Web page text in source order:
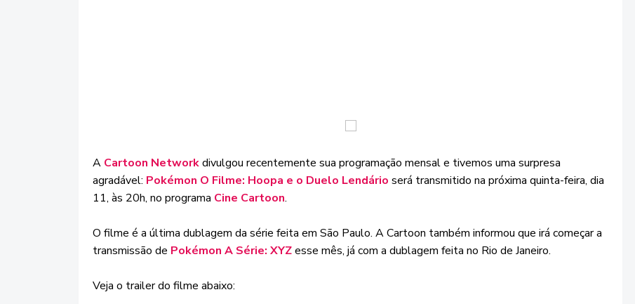
A Cartoon Networkdivulgou recentemente sua programação mensal e tivemos uma surpresa
agradável: Pokémon O Filme: Hoopa e o Duelo Lendário será transmitido na próxima quinta-feira, dia
11, às 20h, no programa Cine Cartoon.
O filme é a última dublagem da série feita em São Paulo. A Cartoon também informou que irá começar a
transmissão de Pokémon A Série: XYZesse mês, já com a dublagem feita no Rio de Janeiro.
Veja o trailer do filme abaixo: